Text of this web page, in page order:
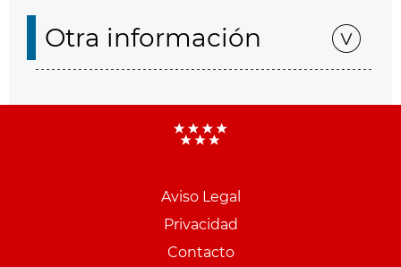
Otra información
Aviso Legal
Privacidad
Contacto